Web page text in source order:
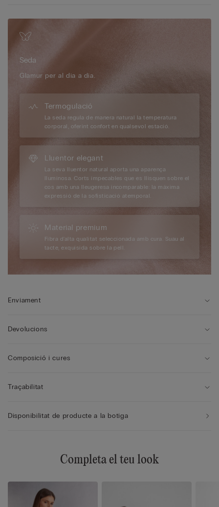
Seda
Glamur per al dia a dia.
Termogulació
La seda regula de manera natural la temperatura
corporal, oferint confort en qualsevol estació.
Lluentor elegant
La seva lluentor natural aporta una aparença
lluminosa. Corts impecables que es llisquen sobre el
cos amb una lleugeresa incomparable: la màxima
expressió de la sofisticació atemporal.
Material premium
Fibra d'alta qualitat seleccionada amb cura. Suau al
tacte, exquisida sobre la pell.
Enviament
Devolucions
Composició i cures
Traçabilitat
Disponibilitat de producte a la botiga
Completa el teu look